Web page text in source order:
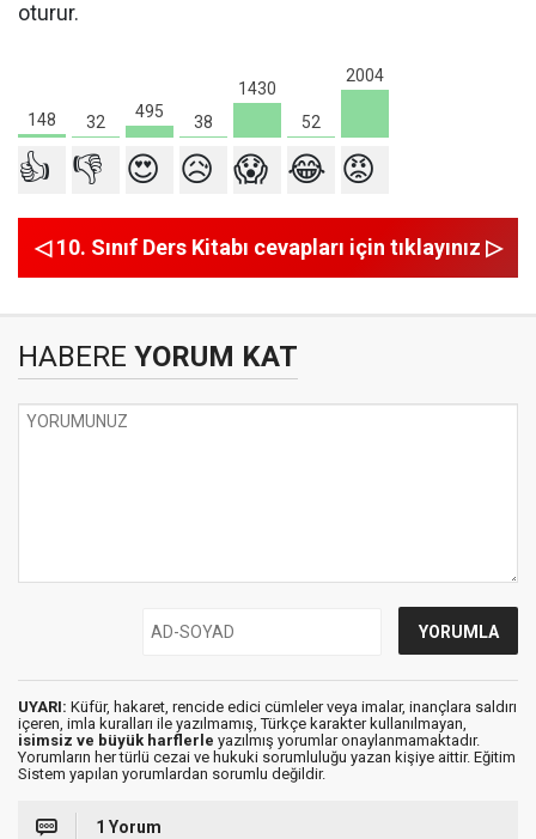
oturur.
148 32
495
38
1430
52
2004
👍 👎 😍 😥 😱 😂 😡
◁ 10. Sınıf Ders Kitabı cevapları için tıklayınız ▷
HABERE YORUM KAT
UYARI: Küfür, hakaret, rencide edici cümleler veya imalar, inançlara saldırı
içeren, imla kuralları ile yazılmamış, Türkçe karakter kullanılmayan,
isimsiz ve büyük harflerle yazılmış yorumlar onaylanmamaktadır.
Yorumların her türlü cezai ve hukuki sorumluluğu yazan kişiye aittir. Eğitim
Sistem yapılan yorumlardan sorumlu değildir.
1 Yorum